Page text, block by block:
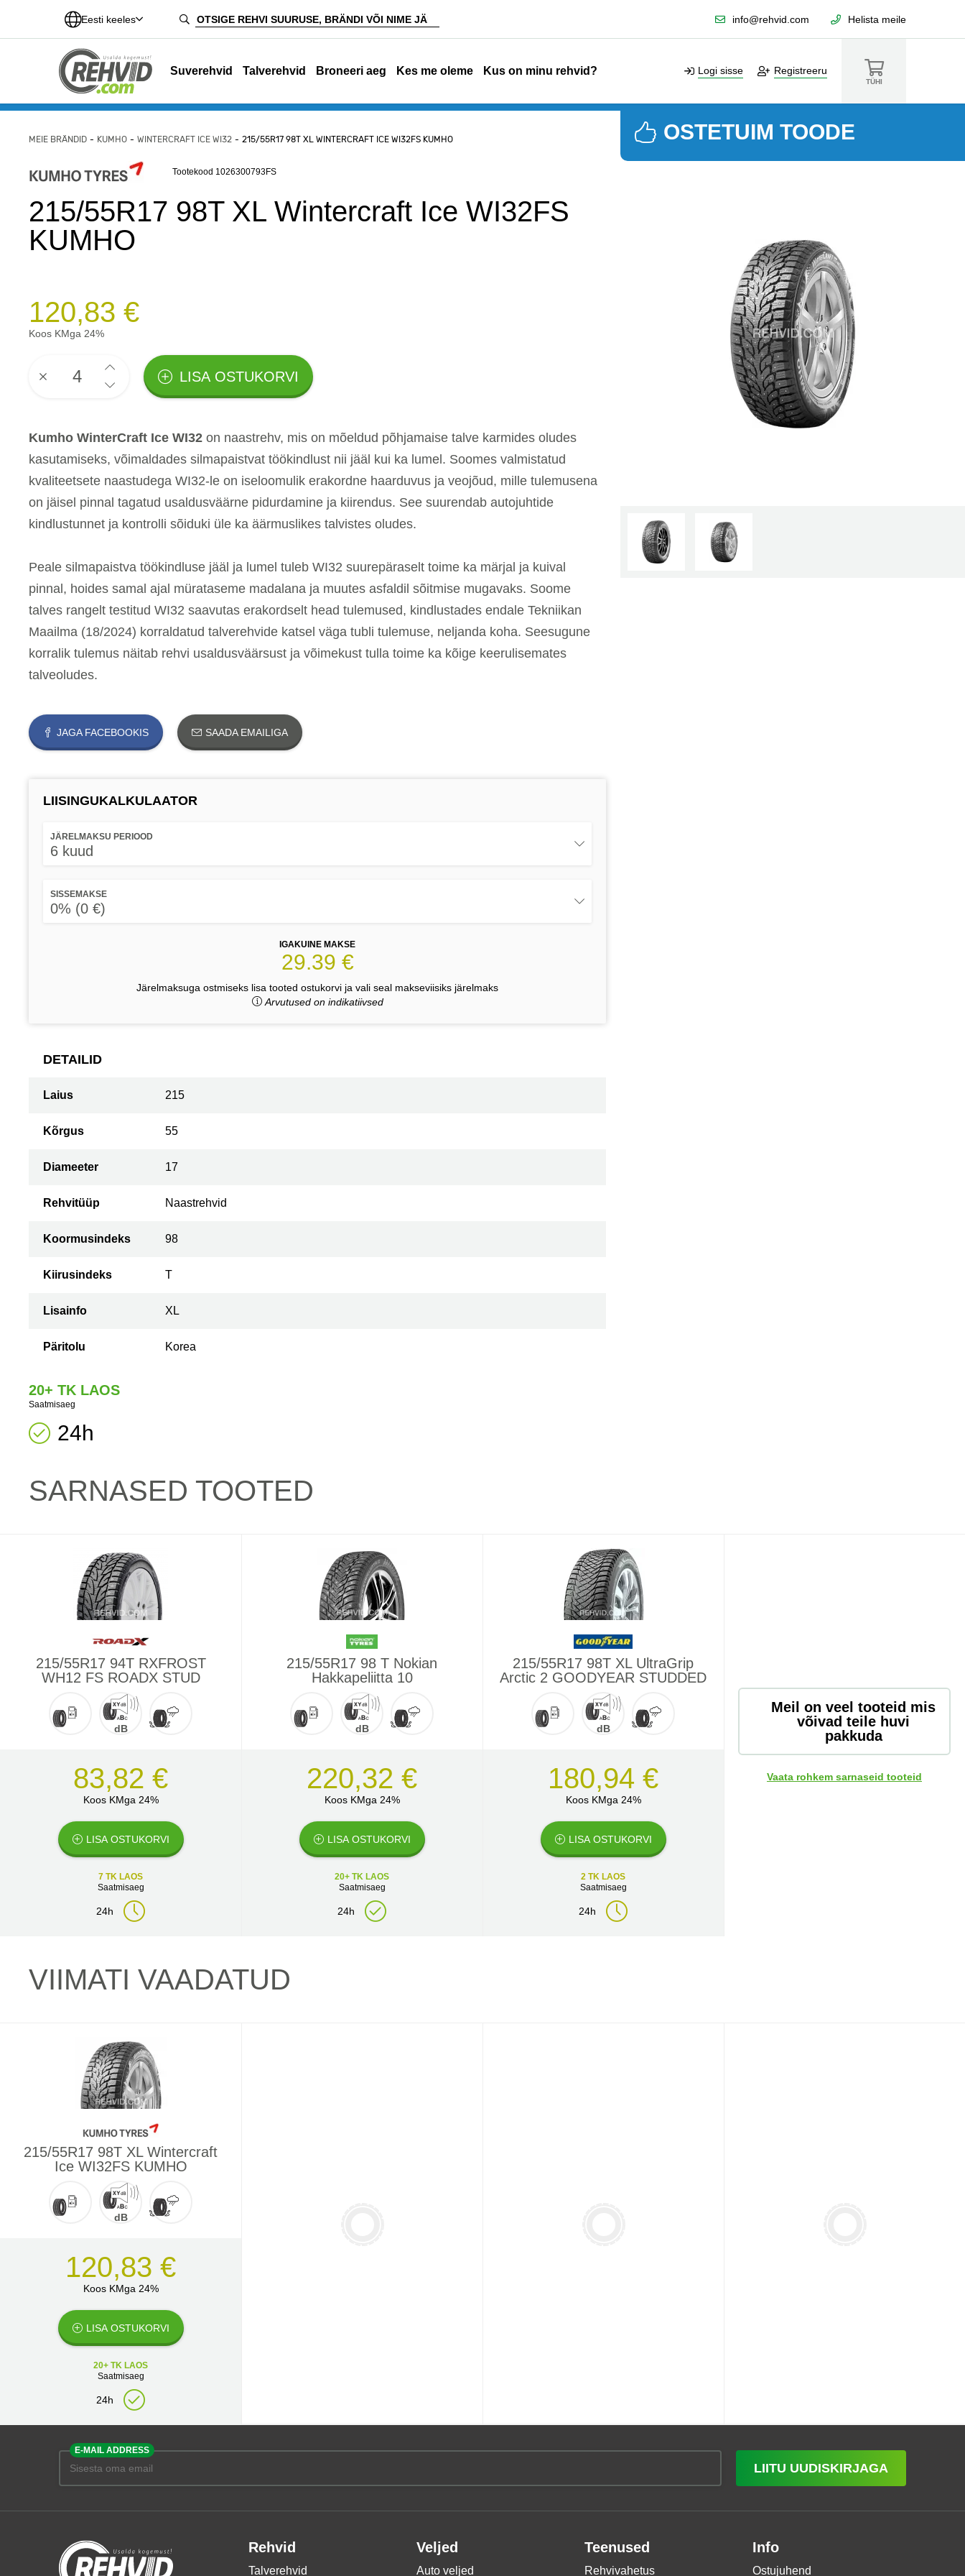
Eesti keeles info@rehvid.com Helista meile
Suverehvid Talverehvid Broneeri aeg Kes me oleme Kus on minu rehvid? Logi sisse Registreeru
TÜHI
MEIE BRÄNDID KUMHO WINTERCRAFT ICE WI32 215/55R17 98T XL WINTERCRAFT ICE WI32FS KUMHO
Tootekood 1026300793FS
215/55R17 98T XL Wintercraft Ice WI32FS
KUMHO
120,83 €
Koos KMga 24%
LISA OSTUKORVI
Kumho WinterCraft Ice WI32 on naastrehv, mis on mõeldud põhjamaise talve karmides oludes
kasutamiseks, võimaldades silmapaistvat töökindlust nii jääl kui ka lumel. Soomes valmistatud
kvaliteetsete naastudega WI32-le on iseloomulik erakordne haarduvus ja veojõud, mille tulemusena
on jäisel pinnal tagatud usaldusväärne pidurdamine ja kiirendus. See suurendab autojuhtide
kindlustunnet ja kontrolli sõiduki üle ka äärmuslikes talvistes oludes.
Peale silmapaistva töökindluse jääl ja lumel tuleb WI32 suurepäraselt toime ka märjal ja kuival
pinnal, hoides samal ajal mürataseme madalana ja muutes asfaldil sõitmise mugavaks. Soome
talves rangelt testitud WI32 saavutas erakordselt head tulemused, kindlustades endale Tekniikan
Maailma (18/2024) korraldatud talverehvide katsel väga tubli tulemuse, neljanda koha. Seesugune
korralik tulemus näitab rehvi usaldusväärsust ja võimekust tulla toime ka kõige keerulisemates
talveoludes.
JAGA FACEBOOKIS SAADA EMAILIGA
LIISINGUKALKULAATOR
JÄRELMAKSU PERIOOD
6 kuud
SISSEMAKSE
0% (0 €)
IGAKUINE MAKSE
29.39 €
Järelmaksuga ostmiseks lisa tooted ostukorvi ja vali seal makseviisiks järelmaks
Arvutused on indikatiivsed
DETAILID
Laius 215
Kõrgus 55
Diameeter 17
Rehvitüüp Naastrehvid
Koormusindeks 98
Kiirusindeks T
Lisainfo XL
Päritolu Korea
20+ TK LAOS
Saatmisaeg
24h
OSTETUIM TOODE
SARNASED TOOTED
215/55R17 94T RXFROST
WH12 FS ROADX STUD
dB
83,82 €
Koos KMga 24%
LISA OSTUKORVI
7 TK LAOS
Saatmisaeg
24h
215/55R17 98 T Nokian
Hakkapeliitta 10
dB
220,32 €
Koos KMga 24%
LISA OSTUKORVI
20+ TK LAOS
Saatmisaeg
24h
215/55R17 98T XL UltraGrip
Arctic 2 GOODYEAR STUDDED
dB
180,94 €
Koos KMga 24%
LISA OSTUKORVI
2 TK LAOS
Saatmisaeg
24h
Meil on veel tooteid mis
võivad teile huvi
pakkuda
Vaata rohkem sarnaseid tooteid
VIIMATI VAADATUD
215/55R17 98T XL Wintercraft
Ice WI32FS KUMHO
dB
120,83 €
Koos KMga 24%
LISA OSTUKORVI
20+ TK LAOS
Saatmisaeg
24h
E-MAIL ADDRESS
LIITU UUDISKIRJAGA
Rehvid
Talverehvid
Veljed
Auto veljed
Teenused
Rehvivahetus
Info
Ostujuhend